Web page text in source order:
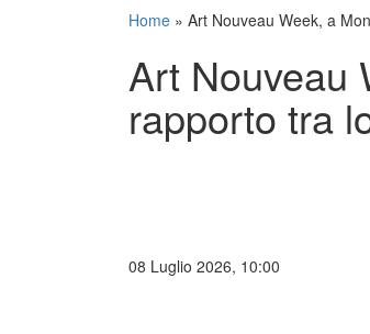
Home » Art Nouveau Week, a
Art Nouveau
rapporto tra
08 Luglio 2026, 10:00